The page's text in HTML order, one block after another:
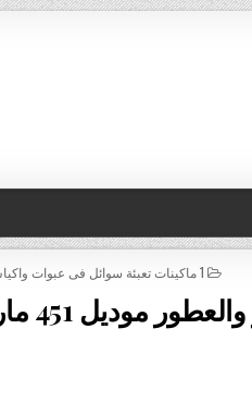
POSTED IN1 ماكينات تعبئة سوائل فى عبوات واكياس
451 ماركة المهندس منسى